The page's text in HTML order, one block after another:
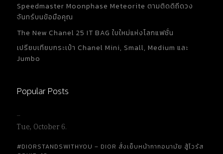
Speedmaster Moonphase Meteorite ตามติดดิถีดวง
จันทร์บนข้อมือคุณ
The New Chanel 25 IT BAG ใบใหม่แห่งโลกแฟชั่น
เปรียบเทียบกระเป๋า Chanel Mini, Small, Medium และ
Jumbo
Popular Posts
…
Tue, October 6.
#DIORSTANDSWITHYOU – DIOR สั่งเย็บหน้ากากอนามัย สู้ไวรัส